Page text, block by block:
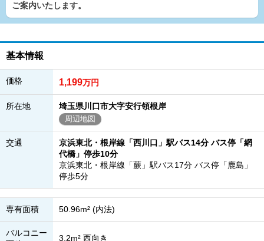
ご案内いたします。
基本情報
価格 1,199万円
所在地 埼玉県川口市大字安行領根岸
周辺地図
交通
京浜東北・根岸線「西川口」駅バス14分 バス停「網
代橋」停歩10分
京浜東北・根岸線「蕨」駅バス17分 バス停「鹿島」
停歩5分
専有面積 50.96m² (内法)
バルコニー
3.2m² 西向き